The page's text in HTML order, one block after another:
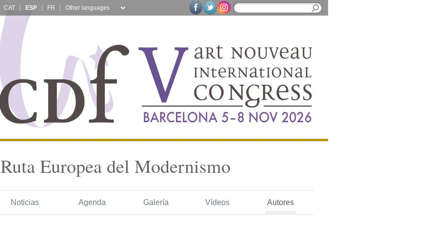
CAT ESP FR
Ruta Europea del Modernismo
Noticias Agenda Galería Vídeos Autores